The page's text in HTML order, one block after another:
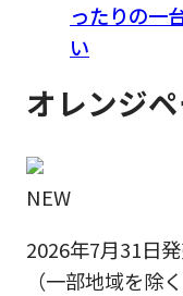
ったりの一
い
オレンジ
NEW
2026年7月31日
（一部地域を除く